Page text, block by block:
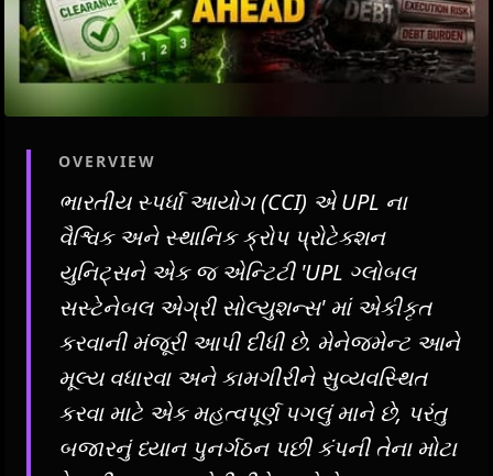
OVERVIEW
ભારતીય સ્પર્ધા આયોગ (CCI) એ UPL ના
વૈશ્વિક અને સ્થાનિક ક્રોપ પ્રોટેક્શન
યુનિટ્સને એક જ એન્ટિટી 'UPL ગ્લોબલ
સસ્ટેનેબલ એગ્રી સોલ્યુશન્સ' માં એકીકૃત
કરવાની મંજૂરી આપી દીધી છે. મેનેજમેન્ટ આને
મૂલ્ય વધારવા અને કામગીરીને સુવ્યવસ્થિત
કરવા માટે એક મહત્વપૂર્ણ પગલું માને છે, પરંતુ
બજારનું ધ્યાન પુનર્ગઠન પછી કંપની તેના મોટા